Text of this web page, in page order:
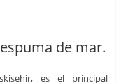
de mar.
es el principal